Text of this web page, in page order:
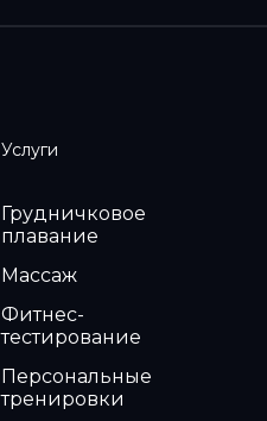
Услуги
Грудничковое
плавание
Массаж
Фитнес-
тестирование
Персональные
тренировки